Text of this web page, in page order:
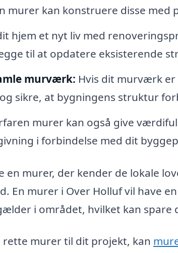
murer kan konstruere disse med
hjem et nyt liv med
til at opdatere eksisterende
murværk: Hvis dit murværk
sikre, at bygningens struktur
murer kan også give
i forbindelse med dit
murer, der kender de lokale
En murer i Over Holluf vil have
i området, hvilket kan spare
rette murer til dit projekt, kan